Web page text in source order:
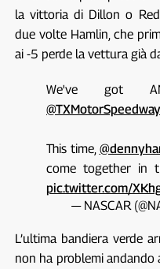
la vittoria di Dillon o
due volte Hamlin, che
ai -5 perde la vettura già
We've got
@TXMotorSpeedway
This time,
come together in
pic.twitter.com/
— NASCAR
L’ultima bandiera verde
non ha problemi